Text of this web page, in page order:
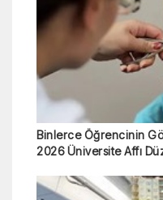
Binlerce Öğrencinin
2026 Üniversite Affı